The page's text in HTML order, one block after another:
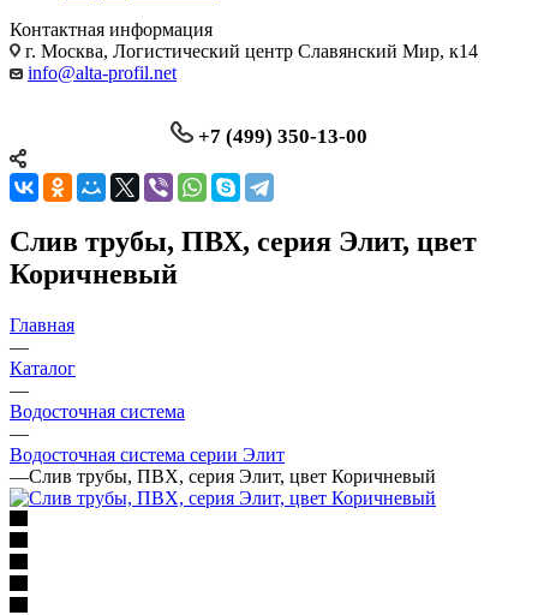
Контактная информация
г. Москва, Логистический центр Славянский Мир, к14
info@alta-profil.net
+7 (499) 350-13-00
Слив трубы, ПВХ, серия Элит, цвет
Коричневый
Главная
—
Каталог
—
Водосточная система
—
Водосточная система серии Элит
—Слив трубы, ПВХ, серия Элит, цвет Коричневый